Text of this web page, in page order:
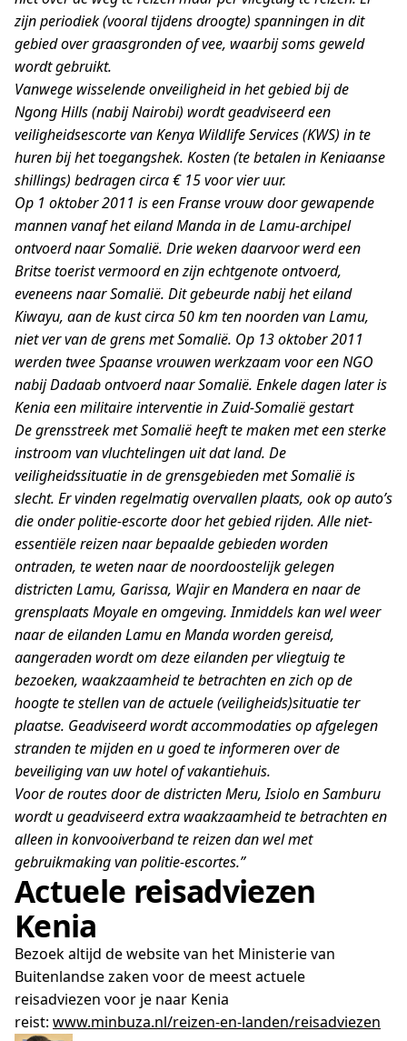
zijn periodiek (vooral tijdens droogte) spanningen in dit
gebied over graasgronden of vee, waarbij soms geweld
wordt gebruikt.
Vanwege wisselende onveiligheid in het gebied bij de
Ngong Hills (nabij Nairobi) wordt geadviseerd een
veiligheidsescorte van Kenya Wildlife Services (KWS) in te
huren bij het toegangshek. Kosten (te betalen in Keniaanse
shillings) bedragen circa € 15 voor vier uur.
Op 1 oktober 2011 is een Franse vrouw door gewapende
mannen vanaf het eiland Manda in de Lamu-archipel
ontvoerd naar Somalië. Drie weken daarvoor werd een
Britse toerist vermoord en zijn echtgenote ontvoerd,
eveneens naar Somalië. Dit gebeurde nabij het eiland
Kiwayu, aan de kust circa 50 km ten noorden van Lamu,
niet ver van de grens met Somalië. Op 13 oktober 2011
werden twee Spaanse vrouwen werkzaam voor een NGO
nabij Dadaab ontvoerd naar Somalië. Enkele dagen later is
Kenia een militaire interventie in Zuid-Somalië gestart
De grensstreek met Somalië heeft te maken met een sterke
instroom van vluchtelingen uit dat land. De
veiligheidssituatie in de grensgebieden met Somalië is
slecht. Er vinden regelmatig overvallen plaats, ook op auto’s
die onder politie-escorte door het gebied rijden. Alle niet-
essentiële reizen naar bepaalde gebieden worden
ontraden, te weten naar de noordoostelijk gelegen
districten Lamu, Garissa, Wajir en Mandera en naar de
grensplaats Moyale en omgeving. Inmiddels kan wel weer
naar de eilanden Lamu en Manda worden gereisd,
aangeraden wordt om deze eilanden per vliegtuig te
bezoeken, waakzaamheid te betrachten en zich op de
hoogte te stellen van de actuele (veiligheids)situatie ter
plaatse. Geadviseerd wordt accommodaties op afgelegen
stranden te mijden en u goed te informeren over de
beveiliging van uw hotel of vakantiehuis.
Voor de routes door de districten Meru, Isiolo en Samburu
wordt u geadviseerd extra waakzaamheid te betrachten en
alleen in konvooiverband te reizen dan wel met
gebruikmaking van politie-escortes.”
Actuele reisadviezen
Kenia
Bezoek altijd de website van het Ministerie van
Buitenlandse zaken voor de meest actuele
reisadviezen voor je naar Kenia
reist: www.minbuza.nl/reizen-en-landen/reisadviezen